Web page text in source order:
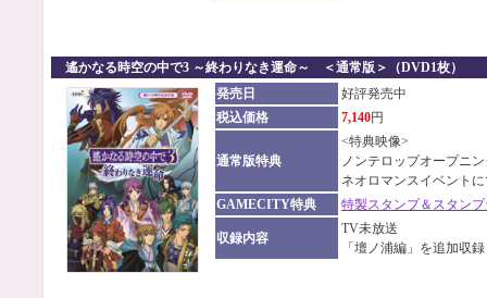
遙かなる時空の中で3 ～終わりなき運命～ ＜通常版＞（DVD1枚）
発売日
好評発売中
税込価格
7,140円
通常版特典
<特典映像>
ノンテロップオープニ
ネオロマンスイベント
GAMECITY特典
特製スタンプ＆スタン
収録内容
TV未放送
「壇ノ浦編」を追加収